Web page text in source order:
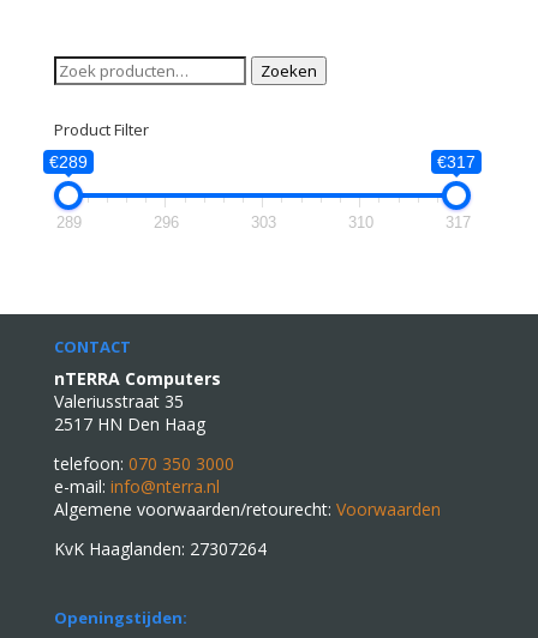
Zoeken
naar:
Zoeken
Product Filter
€289 €317
289 296 303 310 317
CONTACT
nTERRA Computers
Valeriusstraat 35
2517 HN Den Haag
telefoon: 070 350 3000
e-mail: info@nterra.nl
Algemene voorwaarden/retourecht: Voorwaarden
KvK Haaglanden: 27307264
Openingstijden: